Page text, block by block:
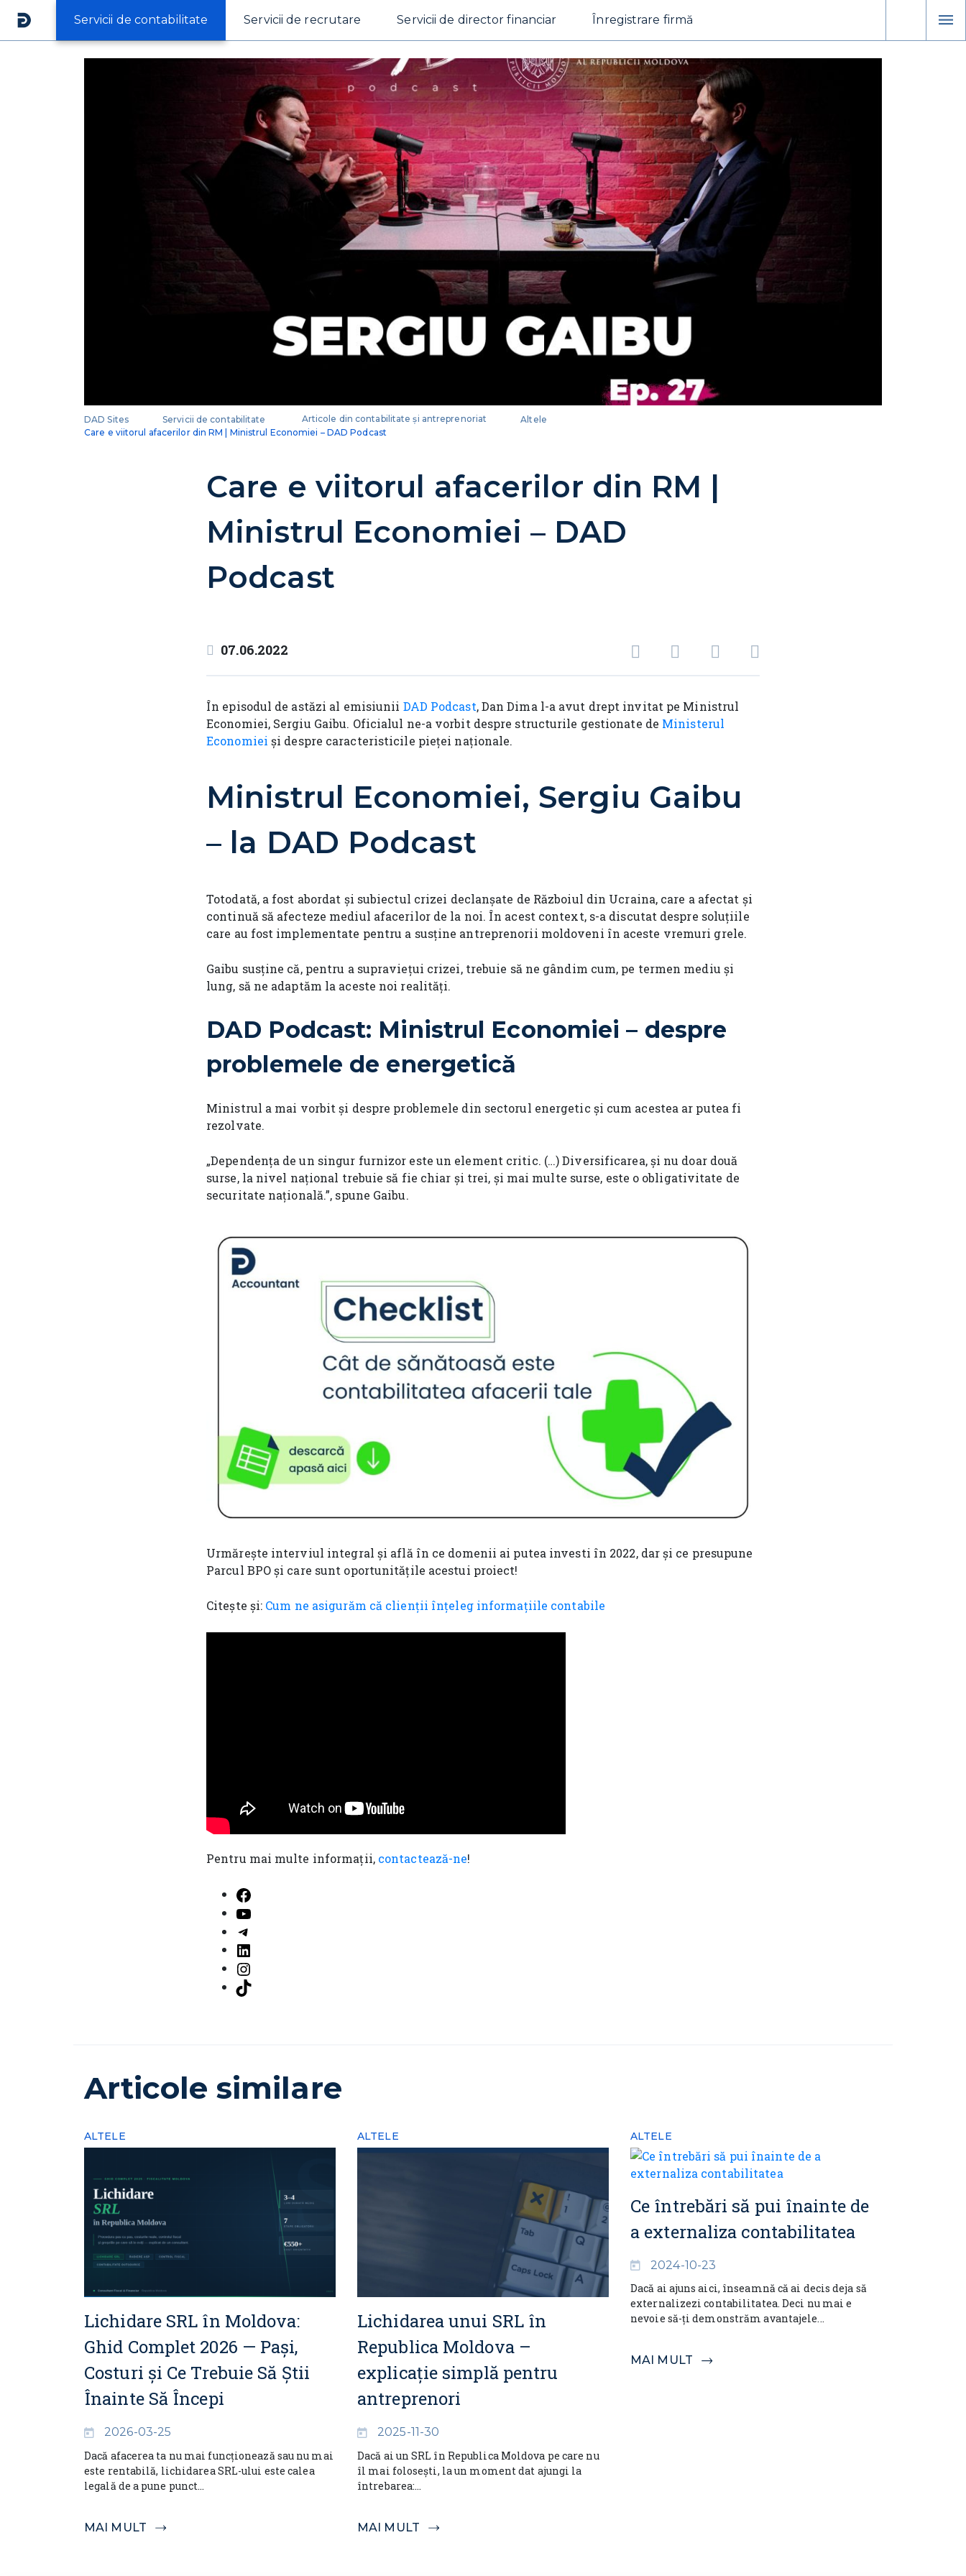
Servicii de contabilitate Servicii de recrutare Servicii de director financiar Înregistrare firmă
DAD Sites Servicii de contabilitate Articole din contabilitate și antreprenoriat
Altele
Care e viitorul afacerilor din RM | Ministrul Economiei – DAD Podcast
Care e viitorul afacerilor din RM |
Ministrul Economiei – DAD
Podcast
07.06.2022
În episodul de astăzi al emisiunii DAD Podcast, Dan Dima l-a avut drept invitat pe Ministrul
Economiei, Sergiu Gaibu. Oficialul ne-a vorbit despre structurile gestionate de Ministerul
Economiei și despre caracteristicile pieței naționale.
Ministrul Economiei, Sergiu Gaibu
– la DAD Podcast
Totodată, a fost abordat și subiectul crizei declanșate de Războiul din Ucraina, care a afectat și
continuă să afecteze mediul afacerilor de la noi. În acest context, s-a discutat despre soluțiile
care au fost implementate pentru a susține antreprenorii moldoveni în aceste vremuri grele.
Gaibu susține că, pentru a supraviețui crizei, trebuie să ne gândim cum, pe termen mediu și
lung, să ne adaptăm la aceste noi realități.
DAD Podcast: Ministrul Economiei – despre
problemele de energetică
Ministrul a mai vorbit și despre problemele din sectorul energetic și cum acestea ar putea fi
rezolvate.
„Dependența de un singur furnizor este un element critic. (…) Diversificarea, și nu doar două
surse, la nivel național trebuie să fie chiar și trei, și mai multe surse, este o obligativitate de
securitate națională.”, spune Gaibu.
Urmărește interviul integral și află în ce domenii ai putea investi în 2022, dar și ce presupune
Parcul BPO și care sunt oportunitățile acestui proiect!
Citește și: Cum ne asigurăm că clienții înțeleg informațiile contabile
Pentru mai multe informații, contactează-ne!
Articole similare
ALTELE
Lichidare SRL în Moldova:
Ghid Complet 2026 — Pași,
Costuri și Ce Trebuie Să Știi
Înainte Să Începi
2026-03-25
Dacă afacerea ta nu mai funcționează sau nu mai
este rentabilă, lichidarea SRL-ului este calea
legală de a pune punct...
MAI MULT
ALTELE
Lichidarea unui SRL în
Republica Moldova –
explicație simplă pentru
antreprenori
2025-11-30
Dacă ai un SRL în Republica Moldova pe care nu
îl mai folosești, la un moment dat ajungi la
întrebarea:...
MAI MULT
ALTELE
Ce întrebări să pui înainte de
a externaliza contabilitatea
2024-10-23
Dacă ai ajuns aici, înseamnă că ai decis deja să
externalizezi contabilitatea. Deci nu mai e
nevoie să-ți demonstrăm avantajele...
MAI MULT